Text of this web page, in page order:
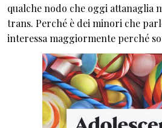
qualche nodo che oggi attanaglia
trans. Perché è dei minori che
interessa maggiormente perché